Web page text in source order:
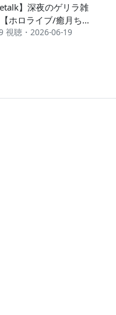
】深夜のゲリラ雑
ホロライブ/癒月ちょ
視聴・2026-06-19